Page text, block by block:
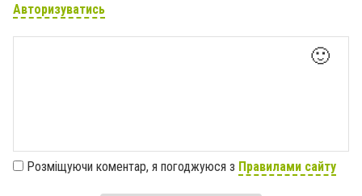
Авторизуватись
🙂
Розміщуючи коментар, я погоджуюся з Правилами сайту